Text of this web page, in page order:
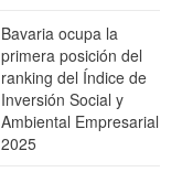
Bavaria ocupa la
primera posición del
ranking del Índice de
Inversión Social y
Ambiental Empresarial
2025